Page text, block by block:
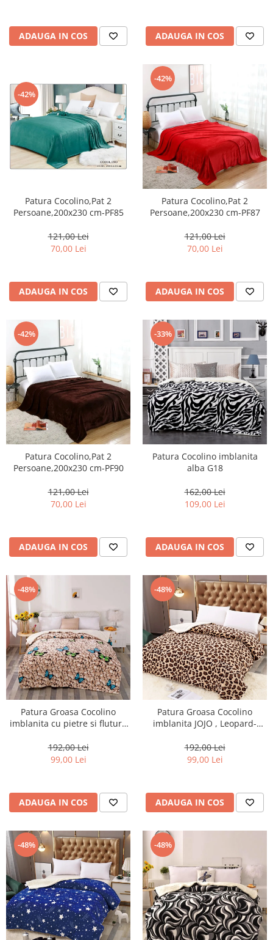
ADAUGA IN COS ADAUGA IN COS
-42%
Patura Cocolino,Pat 2
Persoane,200x230 cm-PF85
121,00 Lei
70,00 Lei
ADAUGA IN COS
-42%
Patura Cocolino,Pat 2
Persoane,200x230 cm-PF87
121,00 Lei
70,00 Lei
ADAUGA IN COS
-42%
Patura Cocolino,Pat 2
Persoane,200x230 cm-PF90
121,00 Lei
70,00 Lei
ADAUGA IN COS
-33%
Patura Cocolino imblanita
alba G18
162,00 Lei
109,00 Lei
ADAUGA IN COS
-48%
Patura Groasa Cocolino
imblanita cu pietre si fluturi-
192,00 Lei
99,00 Lei
ADAUGA IN COS
-48%
Patura Groasa Cocolino
imblanita JOJO , Leopard-
192,00 Lei
99,00 Lei
ADAUGA IN COS
-48% -48%